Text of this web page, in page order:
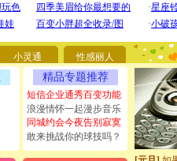
小灵通 性感丽人
精品专题推荐
短信企业通秀百变功能
浪漫情怀一起漫步音乐
同城约会今夜告别寂寞
敢来挑战你的球技吗？
[圣诞节]
你太多
[圣诞节]
能正大
天都要快
[圣诞节]
如意,快
[元旦]看
断电。爱
你是我专
[元旦] 如